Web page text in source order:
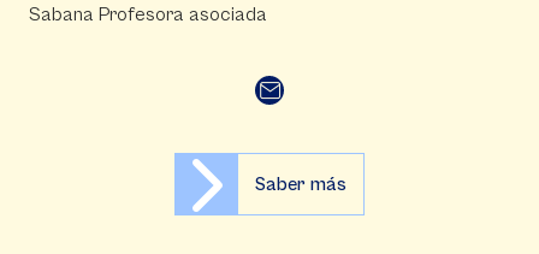
Sabana Profesora asociada
Saber más